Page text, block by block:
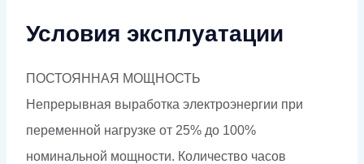
Условия эксплуатации
ПОСТОЯННАЯ МОЩНОСТЬ
Непрерывная выработка электроэнергии при
переменной нагрузке от 25% до 100%
номинальной мощности. Количество часов